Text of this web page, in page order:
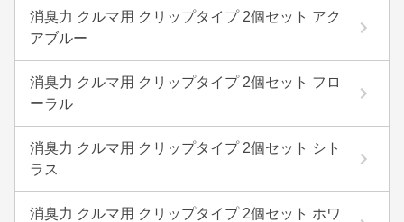
消臭力 クルマ用 クリップタイプ 2個セット アク
アブルー
消臭力 クルマ用 クリップタイプ 2個セット フロ
ーラル
消臭力 クルマ用 クリップタイプ 2個セット シト
ラス
消臭力 クルマ用 クリップタイプ 2個セット ホワ